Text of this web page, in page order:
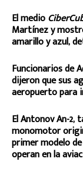
El medio
Martínez y
amarillo y azul,
Funcionarios de
dijeron que sus
aeropuerto para
El Antonov An-2,
monomotor
primer modelo
operan en la